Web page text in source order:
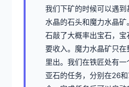
我们下矿的时候可以遇
水晶的石头和魔力水晶
石敲了大概率出宝石，宝
要收入。魔力水晶矿只
里出。我们在铁匠处有
亚石的任务，分别在26